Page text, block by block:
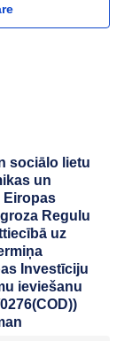
sociālo lietu
un
Eiropas
Regulu
uz
Investīciju
ieviešanu